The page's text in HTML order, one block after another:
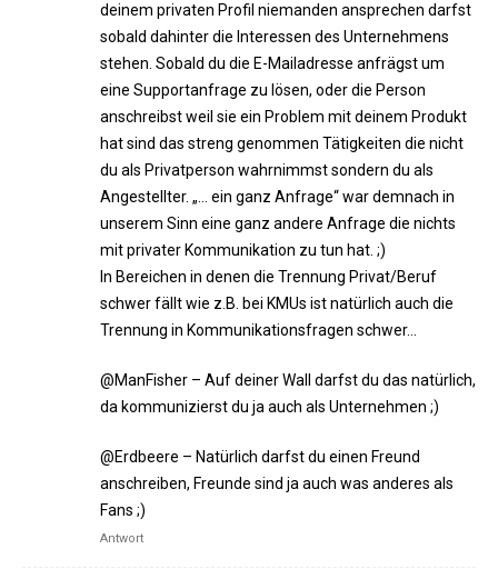
deinem privaten Profil niemanden ansprechen darfst
sobald dahinter die Interessen des Unternehmens
stehen. Sobald du die E-Mailadresse anfrägst um
eine Supportanfrage zu lösen, oder die Person
anschreibst weil sie ein Problem mit deinem Produkt
hat sind das streng genommen Tätigkeiten die nicht
du als Privatperson wahrnimmst sondern du als
Angestellter. „… ein ganz Anfrage“ war demnach in
unserem Sinn eine ganz andere Anfrage die nichts
mit privater Kommunikation zu tun hat. ;)
In Bereichen in denen die Trennung Privat/Beruf
schwer fällt wie z.B. bei KMUs ist natürlich auch die
Trennung in Kommunikationsfragen schwer…
@ManFisher – Auf deiner Wall darfst du das natürlich,
da kommunizierst du ja auch als Unternehmen ;)
@Erdbeere – Natürlich darfst du einen Freund
anschreiben, Freunde sind ja auch was anderes als
Fans ;)
Antwort